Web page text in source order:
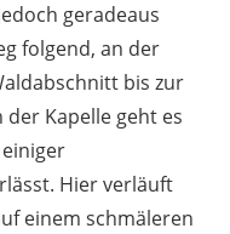
geradeaus
folgend, an der
bis zur
Kapelle geht es
Hier verläuft
einem schmäleren